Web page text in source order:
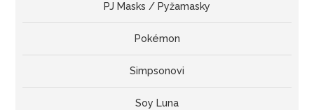
PJ Masks / Pyžamasky
Pokémon
Simpsonovi
Soy Luna